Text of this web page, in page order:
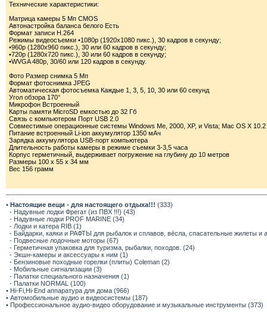
Технические характеристики:
Матрица камеры 5 Мп CMOS
Автонастройка баланса белого Есть
Формат записи H.264
Режимы видеосъемки •1080p (1920х1080 пикс.), 30 кадров в секунду;
•960p (1280х960 пикс.), 30 или 60 кадров в секунду;
•720p (1280х720 пикс.), 30 или 60 кадров в секунду;
•WVGA 480p, 30/60 или 120 кадров в секунду.
Фото Размер снимка 5 Мп
Формат фотоснимка JPEG
Автоматическая фотосъемка Каждые 1, 3, 5, 10, 30 или 60 секунд
Угол обзора 170°
Микрофон Встроенный
Карты памяти MicroSD емкостью до 32 Гб
Связь с компьютером Порт USB 2.0
Совместимые операционные системы Windows Me, 2000, XP, и Vista; Mac OS X 10.2
Питание встроенный Li-ion аккумулятор 1350 мАч
Зарядка аккумулятора USB-порт компьютера
Длительность работы камеры в режиме съемки 3-3,5 часа
Корпус герметичный, выдерживает погружение на глубину до 10 метров
Размеры 100 x 55 x 34 мм
Вес 156 грамм
• Настоящие вещи - для настоящего отдыха!!! (333)
- Надувные лодки Фрегат (из ПВХ !!!) (43)
- Надувные лодки PROF MARINE (34)
- Лодки и катера RIB (1)
- Байдарки, каяки и РАФТЫ для рыбалок и сплавов, вёсла, спасательные жилеты и
- Подвесные лодочные моторы (67)
- Герметичная упаковка для туризма, рыбалки, походов. (24)
- Экшн-камеры и аксессуары к ним (1)
- Бензиновые походные горелки (плиты) Coleman (2)
- Мобильные сигнализации (3)
- Палатки специального назначения (1)
- Палатки NORMAL (100)
• Hi-Fi,Hi-End аппаратура для дома (966)
• Автомобильные аудио и видеосистемы (187)
• Профессиональное аудио-видео оборудование и музыкальные инструменты (373)